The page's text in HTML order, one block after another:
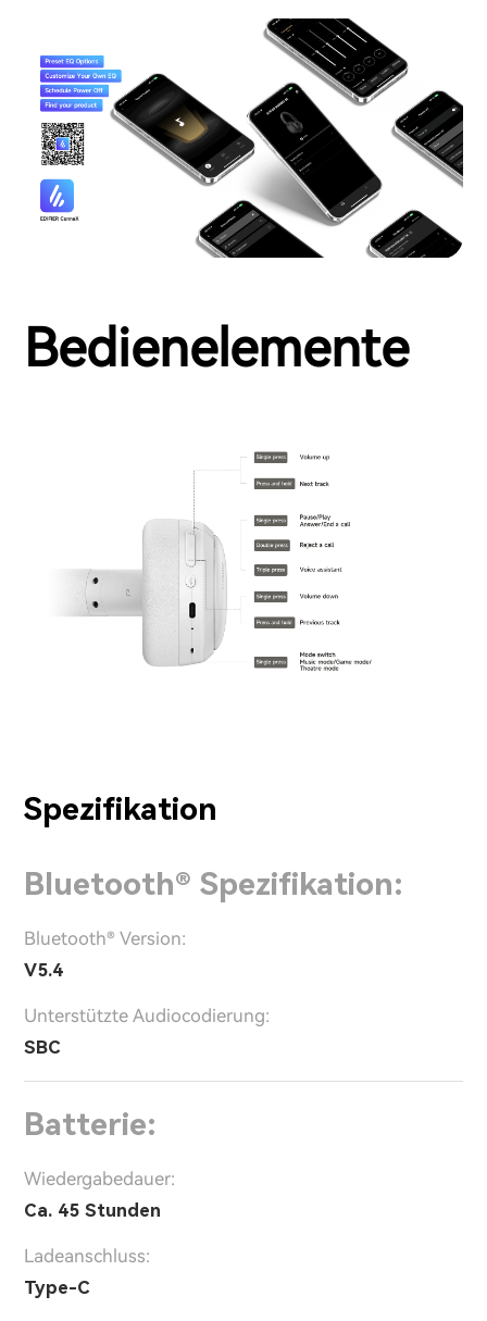
Bedienelemente
Spezifikation
Bluetooth® Spezifikation:
Bluetooth® Version:
V5.4
Unterstützte Audiocodierung:
SBC
Batterie:
Wiedergabedauer:
Ca. 45 Stunden
Ladeanschluss:
Type-C